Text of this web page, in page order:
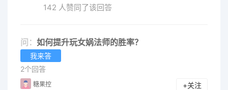
142 人赞同了该回答
问： 如何提升玩女娲法师的胜率？
我来答
2个回答
糖果控 +关注